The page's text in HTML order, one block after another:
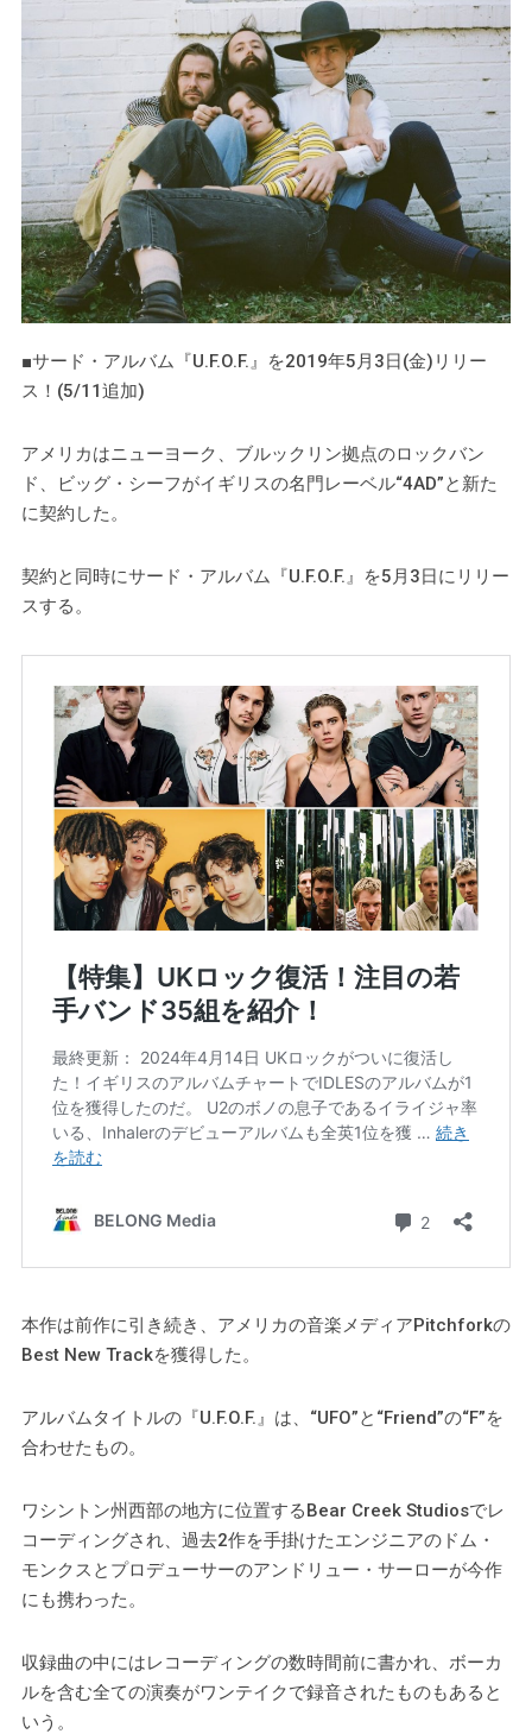
■サード・アルバム『U.F.O.F.』を2019年5月3日(金)リリー
ス！(5/11追加)
アメリカはニューヨーク、ブルックリン拠点のロックバン
ド、ビッグ・シーフがイギリスの名門レーベル“4AD”と新た
に契約した。
契約と同時にサード・アルバム『U.F.O.F.』を5月3日にリリー
スする。
本作は前作に引き続き、アメリカの音楽メディアPitchforkの
Best New Trackを獲得した。
アルバムタイトルの『U.F.O.F.』は、“UFO”と“Friend”の“F”を
合わせたもの。
ワシントン州西部の地方に位置するBear Creek Studiosでレ
コーディングされ、過去2作を手掛けたエンジニアのドム・
モンクスとプロデューサーのアンドリュー・サーローが今作
にも携わった。
収録曲の中にはレコーディングの数時間前に書かれ、ボーカ
ルを含む全ての演奏がワンテイクで録音されたものもあると
いう。